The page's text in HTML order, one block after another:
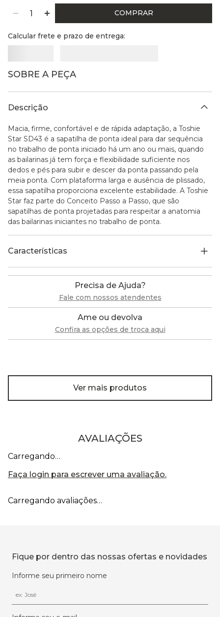
COMPRAR
Calcular frete e prazo de entrega:
SOBRE A PEÇA
Descrição
Macia, firme, confortável e de rápida adaptação, a Toshie
Star SD43 é a sapatilha de ponta ideal para dar sequência
no trabalho de ponta iniciado há um ano ou mais, quando
as bailarinas já tem força e flexibilidade suficiente nos
dedos e pés para subir e descer da ponta passando pela
meia ponta. Com plataforma larga e ausência de plissado,
essa sapatilha proporciona excelente estabilidade. A Toshie
Star faz parte do Conceito Passo a Passo, que são
sapatilhas de ponta projetadas para respeitar a anatomia
das bailarinas iniciantes no trabalho de ponta.
Características
Precisa de Ajuda?
Fale com nossos atendentes
Ame ou devolva
Confira as opções de troca aqui
Ver mais produtos
AVALIAÇÕES
Carregando…
Faça login para escrever uma avaliação.
Carregando avaliações…
Fique por dentro das nossas ofertas e novidades
Informe seu primeiro nome